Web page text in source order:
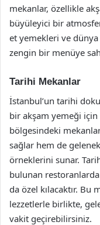
mekanlar, özellikle
büyüleyici bir
et yemekleri ve
zengin bir menüye
Tarihi Mekanlar
İstanbul’un tarihi
bir akşam yemeği
bölgesindeki
sağlar hem de
örneklerini sunar.
bulunan
da özel kılacaktır. Bu
lezzetlerle birlikte,
vakit geçirebilirsiniz.